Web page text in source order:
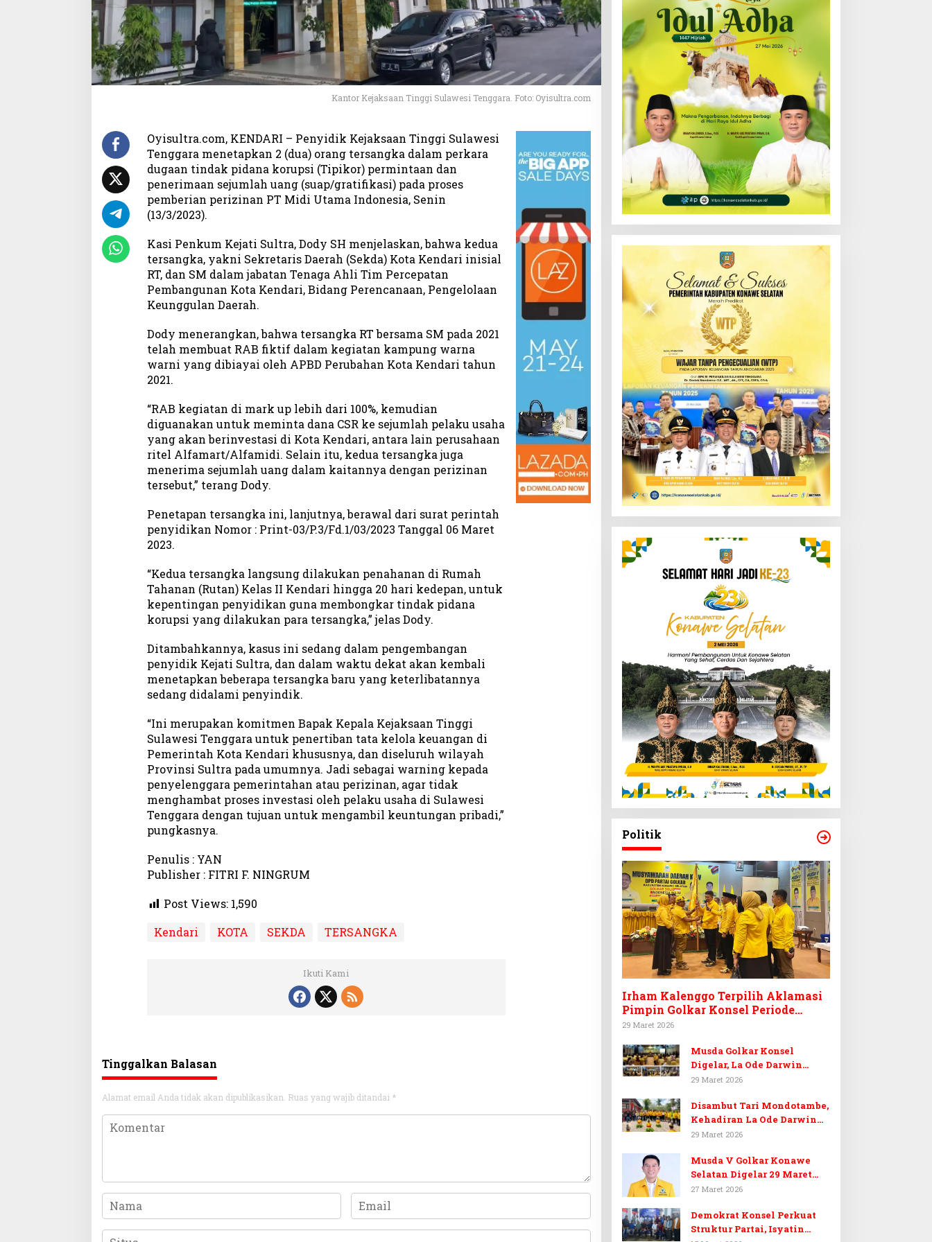
o
a
K
e
r
i
T
e
r
s
a
n
g
k
a
Kantor Kejaksaan Tinggi Sulawesi Tenggara. Foto: Oyisultra.com
Oyisultra.com, KENDARI – Penyidik Kejaksaan Tinggi Sulawesi
Tenggara menetapkan 2 (dua) orang tersangka dalam perkara
dugaan tindak pidana korupsi (Tipikor) permintaan dan
penerimaan sejumlah uang (suap/gratifikasi) pada proses
pemberian perizinan PT Midi Utama Indonesia, Senin
(13/3/2023).
Kasi Penkum Kejati Sultra, Dody SH menjelaskan, bahwa kedua
tersangka, yakni Sekretaris Daerah (Sekda) Kota Kendari inisial
RT, dan SM dalam jabatan Tenaga Ahli Tim Percepatan
Pembangunan Kota Kendari, Bidang Perencanaan, Pengelolaan
Keunggulan Daerah.
Dody menerangkan, bahwa tersangka RT bersama SM pada 2021
telah membuat RAB fiktif dalam kegiatan kampung warna
warni yang dibiayai oleh APBD Perubahan Kota Kendari tahun
2021.
“RAB kegiatan di mark up lebih dari 100%, kemudian
diguanakan untuk meminta dana CSR ke sejumlah pelaku usaha
yang akan berinvestasi di Kota Kendari, antara lain perusahaan
ritel Alfamart/Alfamidi. Selain itu, kedua tersangka juga
menerima sejumlah uang dalam kaitannya dengan perizinan
tersebut,” terang Dody.
Penetapan tersangka ini, lanjutnya, berawal dari surat perintah
penyidikan Nomor : Print-03/P.3/Fd.1/03/2023 Tanggal 06 Maret
2023.
“Kedua tersangka langsung dilakukan penahanan di Rumah
Tahanan (Rutan) Kelas II Kendari hingga 20 hari kedepan, untuk
kepentingan penyidikan guna membongkar tindak pidana
korupsi yang dilakukan para tersangka,” jelas Dody.
Ditambahkannya, kasus ini sedang dalam pengembangan
penyidik Kejati Sultra, dan dalam waktu dekat akan kembali
menetapkan beberapa tersangka baru yang keterlibatannya
sedang didalami penyindik.
“Ini merupakan komitmen Bapak Kepala Kejaksaan Tinggi
Sulawesi Tenggara untuk penertiban tata kelola keuangan di
Pemerintah Kota Kendari khususnya, dan diseluruh wilayah
Provinsi Sultra pada umumnya. Jadi sebagai warning kepada
penyelenggara pemerintahan atau perizinan, agar tidak
menghambat proses investasi oleh pelaku usaha di Sulawesi
Tenggara dengan tujuan untuk mengambil keuntungan pribadi,”
pungkasnya.
Penulis : YAN
Publisher : FITRI F. NINGRUM
Post Views: 1,590
Kendari
KOTA SEKDA TERSANGKA
Ikuti Kami
Tinggalkan Balasan
Alamat email Anda tidak akan dipublikasikan. Ruas yang wajib ditandai *
Politik
Irham Kalenggo Terpilih Aklamasi
Pimpin Golkar Konsel Periode
Ketiga
29 Maret 2026
Musda Golkar Konsel
Digelar, La Ode Darwin
Tekankan Soliditas Kader
Konawe Selatan
29 Maret 2026
Disambut Tari Mondotambe,
Kehadiran La Ode Darwin
Hangatkan Musda V Golkar
29 Maret 2026
Musda V Golkar Konawe
Selatan Digelar 29 Maret
2026, Dukungan Menguat
27 Maret 2026
Demokrat Konsel Perkuat
Struktur Partai, Isyatin